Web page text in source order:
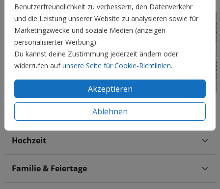
Benutzerfreundlichkeit zu verbessern, den Datenverkehr
und die Leistung unserer Website zu analysieren sowie für
Marketingzwecke und soziale Medien (anzeigen
personalisierter Werbung).
Du kannst deine Zustimmung jederzeit ändern oder
widerrufen aufunsere Seite für Cookie-Richtlinien.
Akzeptieren
Ablehnen
Hochzeit
Familie & Feiertage